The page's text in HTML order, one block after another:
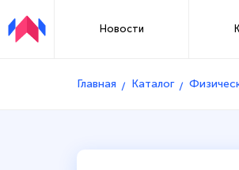
Новости
Главная Каталог